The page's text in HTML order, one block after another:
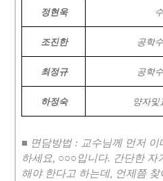
정현욱
조진한 공학
최정규 공학
하정숙 양자및
■ 면담방법 : 교수님께 먼저 이
하세요, ○○○ 입니다. 간단한 자
해야 한다고 하는데, 언제쯤